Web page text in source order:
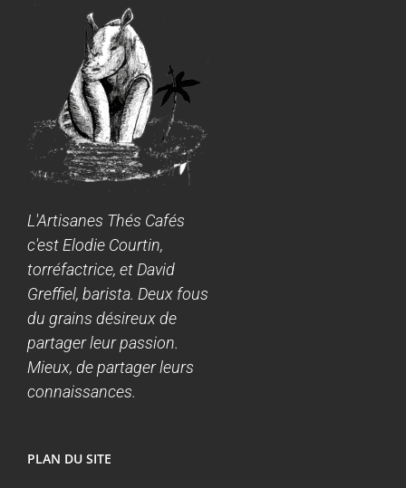
L'Artisanes Thés Cafés
c'est Elodie Courtin,
torréfactrice, et David
Greffiel, barista. Deux fous
du grains désireux de
partager leur passion.
Mieux, de partager leurs
connaissances.
PLAN DU SITE